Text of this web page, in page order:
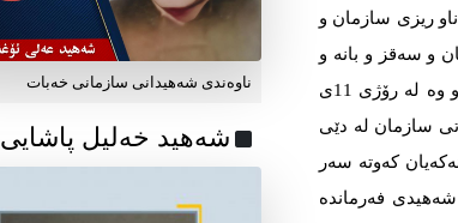
تەمەنی 17 ساڵی دا هاتە ناو ریزی سازمان و
و سەقز و بانە و
سەردەشت دا بەشدار بوو وە بە ئازایەتی و لێزانی بەناوبانگ بوو وە لە رۆژی 11ی
سازمان له‌‌‌ دێی‌
که‌‌‌وته‌‌‌ سه‌‌‌ر
فه‌‌‌رمانده‌‌‌
ناوه‌ندی شه‌هیدانی سازمانی خه‌بات
شەهید خەلیل پاشایی